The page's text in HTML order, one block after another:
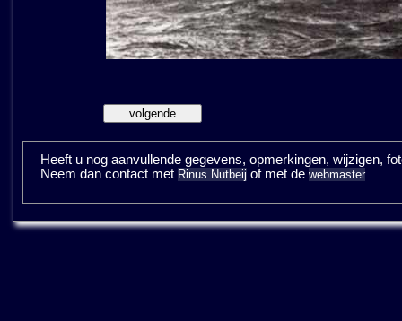
Heeft u nog aanvullende gegevens, opmerkingen, wijzigen,
Neem dan contact met Rinus Nutbeij of met de webmaster